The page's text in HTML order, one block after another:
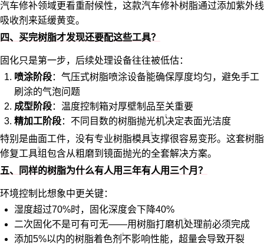
汽车修补领域更看重耐候性，这款汽车修补树脂通过添加紫外线
吸收剂来延缓黄变。
四、买完树脂才发现还要配这些工具？
固化只是第一步，后续处理设备往往被低估：
喷涂阶段：气压式树脂喷涂设备能确保厚度均匀，避免手工
刷涂的气泡问题
成型阶段：温度控制箱对厚壁制品至关重要
精加工阶段：不同目数的树脂抛光机决定表面光洁度
特别是曲面工件，没有专业树脂模具支撑很容易变形。这套树脂
修复工具组包含从粗磨到镜面抛光的全套解决方案。
五、同样的树脂为什么有人用三年有人用三个月？
环境控制比想象中更关键：
湿度超过70%时，固化深度会下降40%
二次固化不是可有可无——用树脂打磨机处理前必须完成
添加5%以内的树脂着色剂 不影响性能，超量会导致开裂